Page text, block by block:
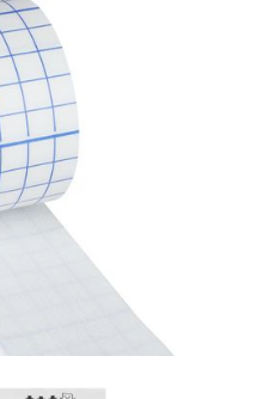
plaster przeznaczony
kaniul w miejscu